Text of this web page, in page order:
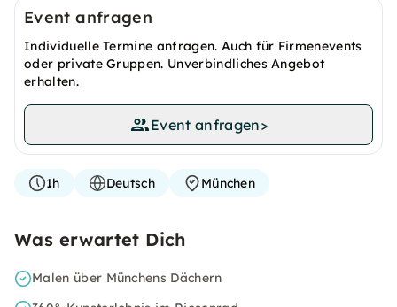
Event anfragen
Individuelle Termine anfragen. Auch für Firmenevents
oder private Gruppen. Unverbindliches Angebot
erhalten.
Event anfragen>
1h Deutsch München
Was erwartet Dich
Malen über Münchens Dächern